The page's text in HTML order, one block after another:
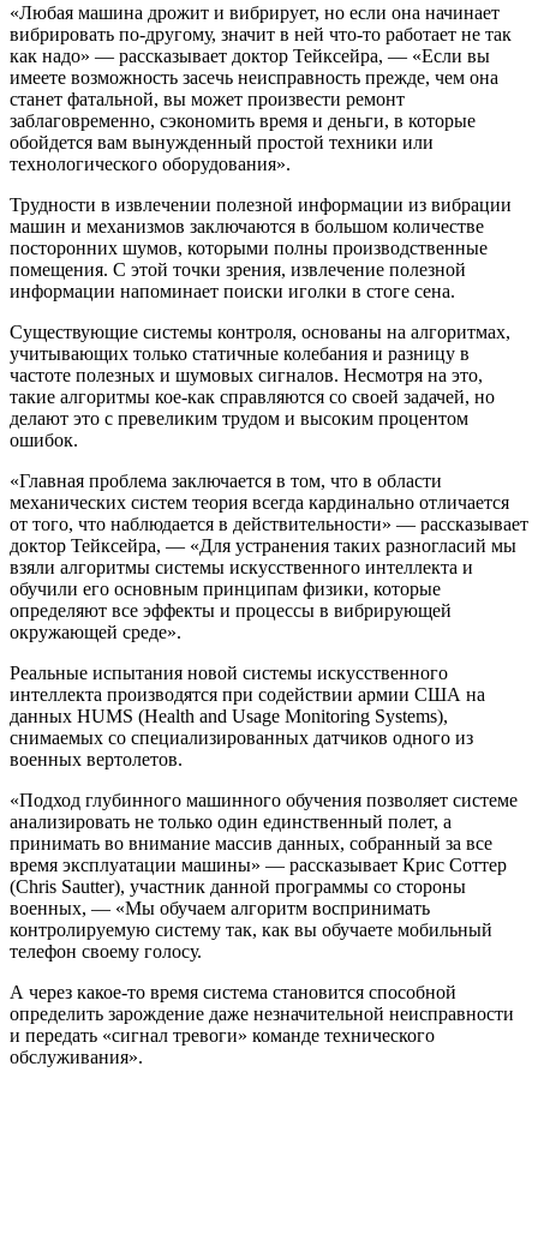
«Любая машина дрожит и вибрирует, но если она начинает
вибрировать по-другому, значит в ней что-то работает не так
как надо» — рассказывает доктор Тейксейра, — «Если вы
имеете возможность засечь неисправность прежде, чем она
станет фатальной, вы может произвести ремонт
заблаговременно, сэкономить время и деньги, в которые
обойдется вам вынужденный простой техники или
технологического оборудования».
Трудности в извлечении полезной информации из вибрации
машин и механизмов заключаются в большом количестве
посторонних шумов, которыми полны производственные
помещения. С этой точки зрения, извлечение полезной
информации напоминает поиски иголки в стоге сена.
Существующие системы контроля, основаны на алгоритмах,
учитывающих только статичные колебания и разницу в
частоте полезных и шумовых сигналов. Несмотря на это,
такие алгоритмы кое-как справляются со своей задачей, но
делают это с превеликим трудом и высоким процентом
ошибок.
«Главная проблема заключается в том, что в области
механических систем теория всегда кардинально отличается
от того, что наблюдается в действительности» — рассказывает
доктор Тейксейра, — «Для устранения таких разногласий мы
взяли алгоритмы системы искусственного интеллекта и
обучили его основным принципам физики, которые
определяют все эффекты и процессы в вибрирующей
окружающей среде».
Реальные испытания новой системы искусственного
интеллекта производятся при содействии армии США на
данных HUMS (Health and Usage Monitoring Systems),
снимаемых со специализированных датчиков одного из
военных вертолетов.
«Подход глубинного машинного обучения позволяет системе
анализировать не только один единственный полет, а
принимать во внимание массив данных, собранный за все
время эксплуатации машины» — рассказывает Крис Соттер
(Chris Sautter), участник данной программы со стороны
военных, — «Мы обучаем алгоритм воспринимать
контролируемую систему так, как вы обучаете мобильный
телефон своему голосу.
А через какое-то время система становится способной
определить зарождение даже незначительной неисправности
и передать «сигнал тревоги» команде технического
обслуживания».